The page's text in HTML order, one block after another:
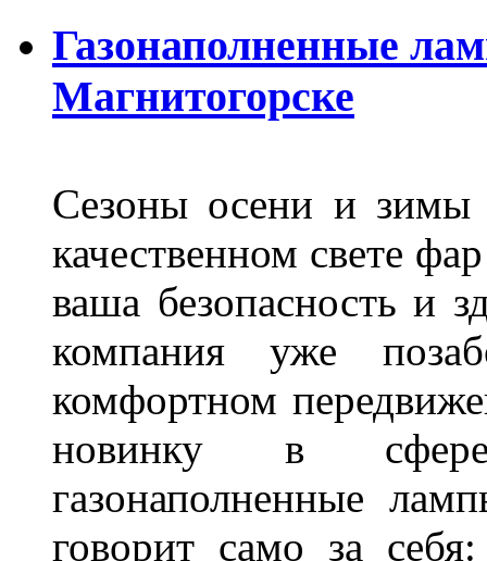
Газонаполненные
Магнитогорске
Сезоны осени и зимы
качественном свете
ваша безопасность и
компания уже
комфортном
новинку в
газонаполненные
говорит само за